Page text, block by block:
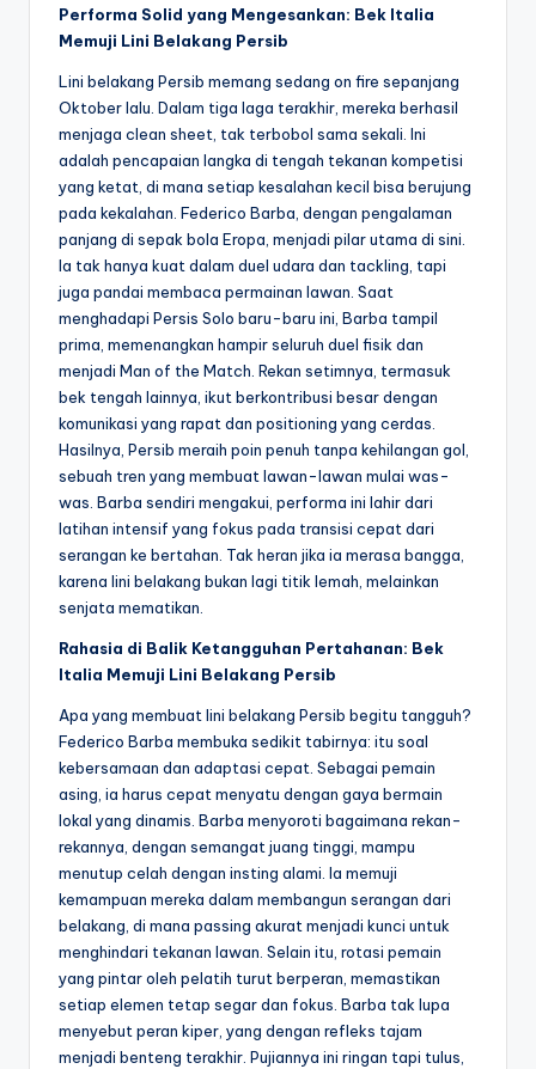
Performa Solid yang Mengesankan: Bek Italia
Memuji Lini Belakang Persib
Lini belakang Persib memang sedang on fire sepanjang
Oktober lalu. Dalam tiga laga terakhir, mereka berhasil
menjaga clean sheet, tak terbobol sama sekali. Ini
adalah pencapaian langka di tengah tekanan kompetisi
yang ketat, di mana setiap kesalahan kecil bisa berujung
pada kekalahan. Federico Barba, dengan pengalaman
panjang di sepak bola Eropa, menjadi pilar utama di sini.
Ia tak hanya kuat dalam duel udara dan tackling, tapi
juga pandai membaca permainan lawan. Saat
menghadapi Persis Solo baru-baru ini, Barba tampil
prima, memenangkan hampir seluruh duel fisik dan
menjadi Man of the Match. Rekan setimnya, termasuk
bek tengah lainnya, ikut berkontribusi besar dengan
komunikasi yang rapat dan positioning yang cerdas.
Hasilnya, Persib meraih poin penuh tanpa kehilangan gol,
sebuah tren yang membuat lawan-lawan mulai was-
was. Barba sendiri mengakui, performa ini lahir dari
latihan intensif yang fokus pada transisi cepat dari
serangan ke bertahan. Tak heran jika ia merasa bangga,
karena lini belakang bukan lagi titik lemah, melainkan
senjata mematikan.
Rahasia di Balik Ketangguhan Pertahanan: Bek
Italia Memuji Lini Belakang Persib
Apa yang membuat lini belakang Persib begitu tangguh?
Federico Barba membuka sedikit tabirnya: itu soal
kebersamaan dan adaptasi cepat. Sebagai pemain
asing, ia harus cepat menyatu dengan gaya bermain
lokal yang dinamis. Barba menyoroti bagaimana rekan-
rekannya, dengan semangat juang tinggi, mampu
menutup celah dengan insting alami. Ia memuji
kemampuan mereka dalam membangun serangan dari
belakang, di mana passing akurat menjadi kunci untuk
menghindari tekanan lawan. Selain itu, rotasi pemain
yang pintar oleh pelatih turut berperan, memastikan
setiap elemen tetap segar dan fokus. Barba tak lupa
menyebut peran kiper, yang dengan refleks tajam
menjadi benteng terakhir. Pujiannya ini ringan tapi tulus,